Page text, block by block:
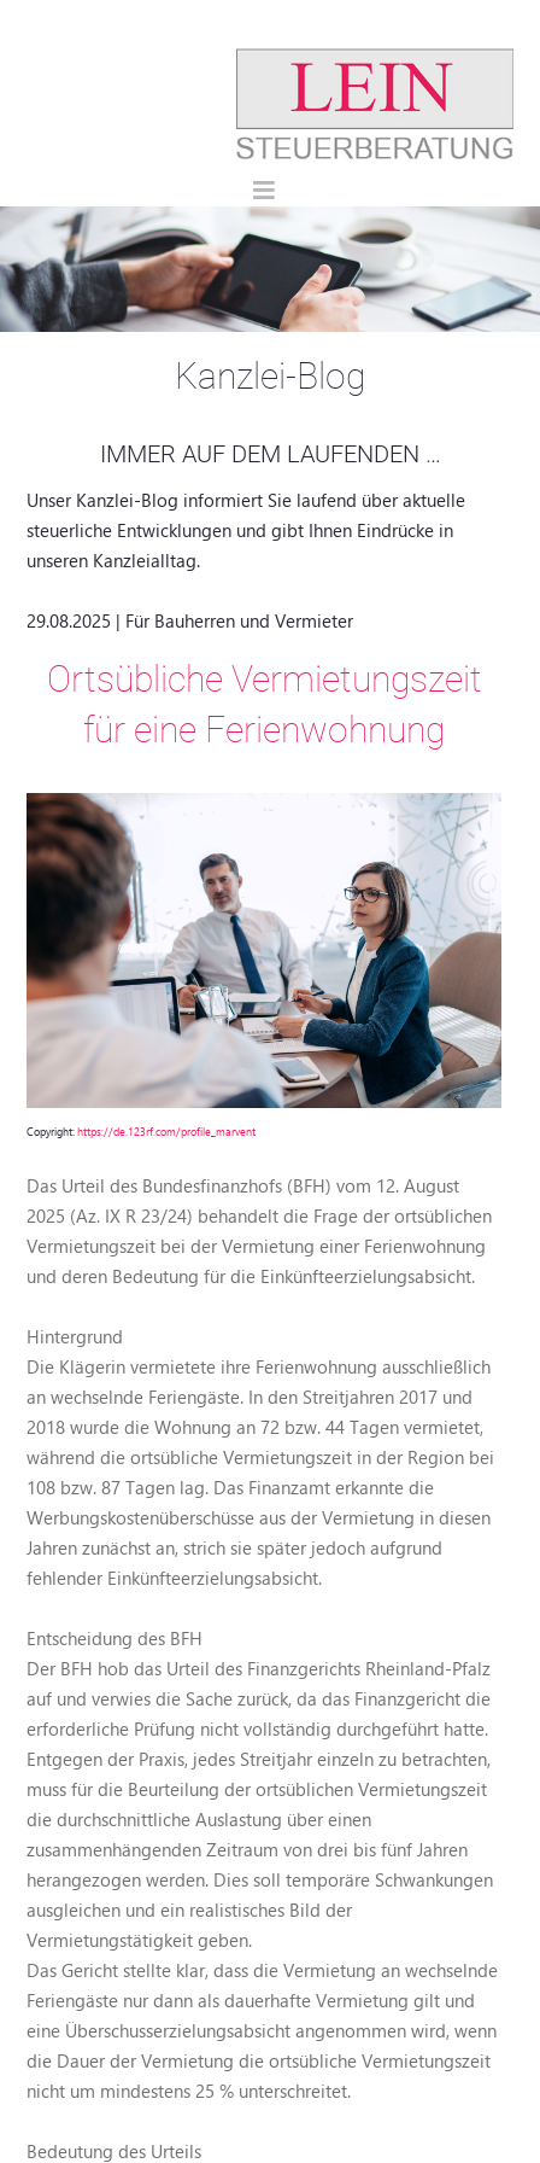
Kanzlei-Blog
IMMER AUF DEM LAUFENDEN …
Unser Kanzlei-Blog informiert Sie laufend über aktuelle
steuerliche Entwicklungen und gibt Ihnen Eindrücke in
unseren Kanzleialltag.
29.08.2025 | Für Bauherren und Vermieter
Ortsübliche Vermietungszeit
für eine Ferienwohnung
Copyright:https://de.123rf.com/profile_marvent
Das Urteil des Bundesfinanzhofs (BFH) vom 12. August
2025 (Az. IX R 23/24) behandelt die Frage der ortsüblichen
Vermietungszeit bei der Vermietung einer Ferienwohnung
und deren Bedeutung für die Einkünfteerzielungsabsicht.
Hintergrund
Die Klägerin vermietete ihre Ferienwohnung ausschließlich
an wechselnde Feriengäste. In den Streitjahren 2017 und
2018 wurde die Wohnung an 72 bzw. 44 Tagen vermietet,
während die ortsübliche Vermietungszeit in der Region bei
108 bzw. 87 Tagen lag. Das Finanzamt erkannte die
Werbungskostenüberschüsse aus der Vermietung in diesen
Jahren zunächst an, strich sie später jedoch aufgrund
fehlender Einkünfteerzielungsabsicht.
Entscheidung des BFH
Der BFH hob das Urteil des Finanzgerichts Rheinland-Pfalz
auf und verwies die Sache zurück, da das Finanzgericht die
erforderliche Prüfung nicht vollständig durchgeführt hatte.
Entgegen der Praxis, jedes Streitjahr einzeln zu betrachten,
muss für die Beurteilung der ortsüblichen Vermietungszeit
die durchschnittliche Auslastung über einen
zusammenhängenden Zeitraum von drei bis fünf Jahren
herangezogen werden. Dies soll temporäre Schwankungen
ausgleichen und ein realistisches Bild der
Vermietungstätigkeit geben.
Das Gericht stellte klar, dass die Vermietung an wechselnde
Feriengäste nur dann als dauerhafte Vermietung gilt und
eine Überschusserzielungsabsicht angenommen wird, wenn
die Dauer der Vermietung die ortsübliche Vermietungszeit
nicht um mindestens 25 % unterschreitet.
Bedeutung des Urteils